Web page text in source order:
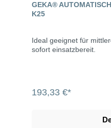
GEKA®
K25
Ideal geeignet für
sofort einsatzbereit.
193,33 €*